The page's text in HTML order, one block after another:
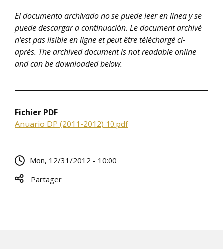
El documento archivado no se puede leer en línea y se
puede descargar a continuación. Le document archivé
n'est pas lisible en ligne et peut être téléchargé ci-
après. The archived document is not readable online
and can be downloaded below.
Fichier PDF
Anuario DP (2011-2012) 10.pdf
Mon, 12/31/2012 - 10:00
Partager